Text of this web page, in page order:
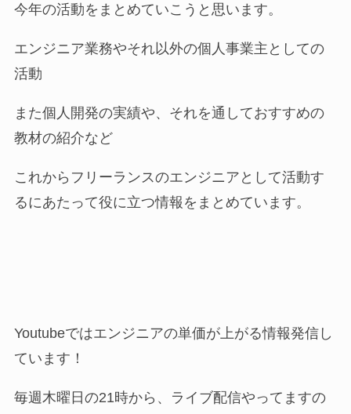
今年の活動をまとめていこうと思います。
エンジニア業務やそれ以外の個人事業主としての
活動
また個人開発の実績や、それを通しておすすめの
教材の紹介など
これからフリーランスのエンジニアとして活動す
るにあたって役に立つ情報をまとめています。
Youtubeではエンジニアの単価が上がる情報発信し
ています！
毎週木曜日の21時から、ライブ配信やってますの